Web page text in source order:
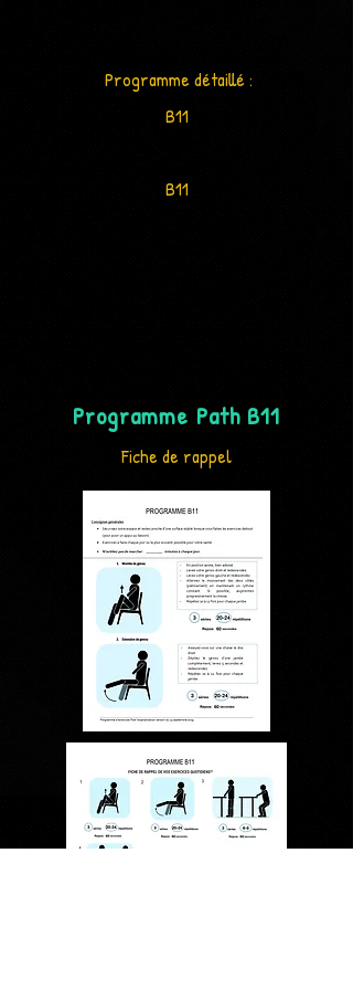
Programme détaillé :
B11
B11
Programme Path B11
Fiche de rappel